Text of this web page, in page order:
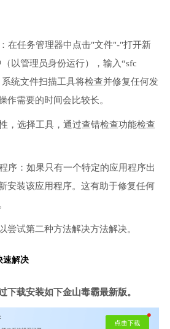
在任务管理器中点击"文件"-"打开新
以管理员身份运行），输入“sfc
系统文件扫描工具将检查并修复任何发
作需要的时间会比较长。
，选择工具，通过查错检查功能检查
序：如果只有一个特定的应用程序出
安装该应用程序。这有助于修复任何
尝试第二种方法解决方法解决。
速解决
下载安装如下金山毒霸最新版。